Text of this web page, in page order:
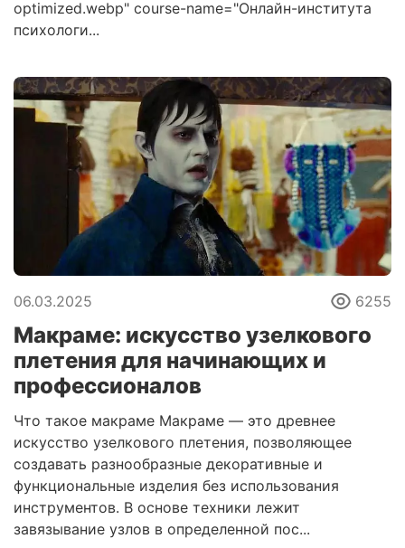
optimized.webp" course-name="Онлайн-института
психологи...
06.03.2025 6255
Макраме: искусство узелкового
плетения для начинающих и
профессионалов
Что такое макраме Макраме — это древнее
искусство узелкового плетения, позволяющее
создавать разнообразные декоративные и
функциональные изделия без использования
инструментов. В основе техники лежит
завязывание узлов в определенной пос...